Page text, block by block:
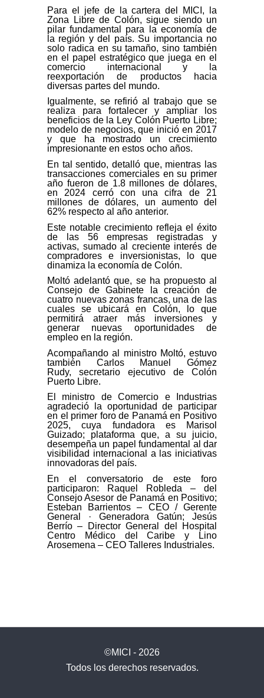
Para el jefe de la cartera del MICI, la
Zona Libre de Colón, sigue siendo un
pilar fundamental para la economía de
la región y del país. Su importancia no
solo radica en su tamaño, sino también
en el papel estratégico que juega en el
comercio internacional y la
reexportación de productos hacia
diversas partes del mundo.
Igualmente, se refirió al trabajo que se
realiza para fortalecer y ampliar los
beneficios de la Ley Colón Puerto Libre;
modelo de negocios, que inició en 2017
y que ha mostrado un crecimiento
impresionante en estos ocho años.
En tal sentido, detalló que, mientras las
transacciones comerciales en su primer
año fueron de 1.8 millones de dólares,
en 2024 cerró con una cifra de 21
millones de dólares, un aumento del
62% respecto al año anterior.
Este notable crecimiento refleja el éxito
de las 56 empresas registradas y
activas, sumado al creciente interés de
compradores e inversionistas, lo que
dinamiza la economía de Colón.
Moltó adelantó que, se ha propuesto al
Consejo de Gabinete la creación de
cuatro nuevas zonas francas, una de las
cuales se ubicará en Colón, lo que
permitirá atraer más inversiones y
generar nuevas oportunidades de
empleo en la región.
Acompañando al ministro Moltó, estuvo
también Carlos Manuel Gómez
Rudy, secretario ejecutivo de Colón
Puerto Libre.
El ministro de Comercio e Industrias
agradeció la oportunidad de participar
en el primer foro de Panamá en Positivo
2025, cuya fundadora es Marisol
Guizado; plataforma que, a su juicio,
desempeña un papel fundamental al dar
visibilidad internacional a las iniciativas
innovadoras del país.
En el conversatorio de este foro
participaron: Raquel Robleda – del
Consejo Asesor de Panamá en Positivo;
Esteban Barrientos – CEO / Gerente
General · Generadora Gatún; Jesús
Berrío – Director General del Hospital
Centro Médico del Caribe y Lino
Arosemena – CEO Talleres Industriales.
©MICI - 2026
Todos los derechos reservados.